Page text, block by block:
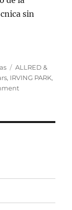
sin
Tags
ALLRED &
, IRVING PARK,
on
hrs
Radio